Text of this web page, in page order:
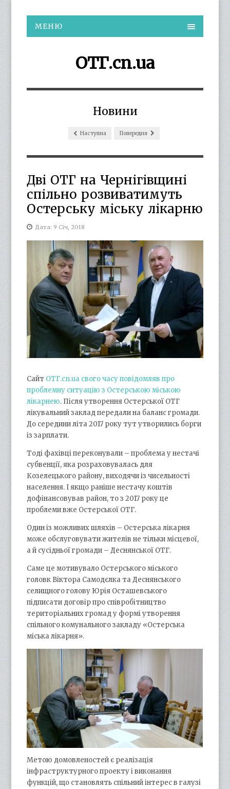
МЕНЮ
ОТГ.cn.ua
Новини
Наступна Попередня
Дві ОТГ на Чернігівщині
спільно розвиватимуть
Остерську міську лікарню
Дата: 9 Січ, 2018
Сайт ОТГ.cn.ua свого часу повідомляв про
проблемну ситуацію з Остерською міською
лікарнею. Після утворення Остерської ОТГ
лікувальний заклад передали на баланс громади.
До середини літа 2017 року тут утворились борги
із зарплати.
Тоді фахівці переконували – проблема у нестачі
субвенції, яка розраховувалась для
Козелецького району, виходячи із чисельності
населення. І якщо раніше нестачу коштів
дофінансовував район, то з 2017 року це
проблеми вже Остерської ОТГ.
Один із можливих шляхів – Остерська лікарня
може обслуговувати жителів не тільки місцевої,
а й сусідньої громади – Деснянської ОТГ.
Саме це мотивувало Остерського міського
головк Віктора Самодєлка та Деснянського
селищного голову Юрія Осташевського
підписати договір про співробітництво
територіальних громад у формі утворення
спільного комунального закладу «Остерська
міська лікарня».
Метою домовленостей є реалізація
інфраструктурного проекту і виконання
функцій, що становлять спільний інтерес в галузі